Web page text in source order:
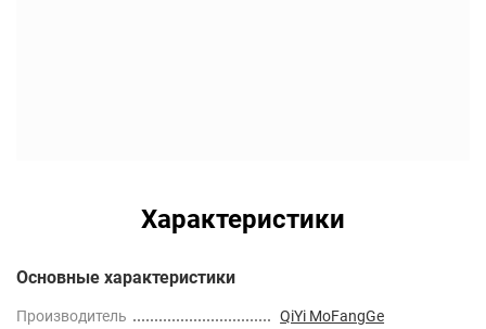
Характеристики
Основные характеристики
Производитель
QiYi MoFangGe